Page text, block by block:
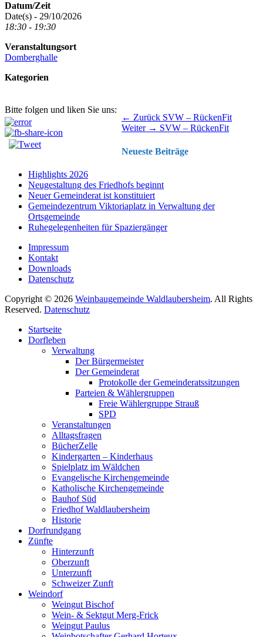
Datum/Zeit
Date(s) - 29/10/2026
18:30 - 19:30
Veranstaltungsort
Domberghalle
Kategorien
Bitte folgen und liken Sie uns:
Beitragsnavigation ← Zurück Vorhergehender
Beitrag:
SVW – RückenFit
Weiter → Nächster
SVW – RückenFit
Neueste Beiträge
Highlights 2026
Neugestaltung des Friedhofs beginnt
Neuer Gemeinderat ist konstituiert
Gemeindezentrum Viktoriaplatz in Verwaltung der
Ortsgemeinde
Ruhegelegenheiten für Spaziergänger
Impressum
Kontakt
Downloads
Datenschutz
Copyright © 2026 Weinbaugemeinde Waldlaubersheim. All Rights
Reserved. Datenschutz
oben
scrollen
Startseite
Dorfleben
Verwaltung
Der Bürgermeister
Der Gemeinderat
Protokolle der Gemeinderatssitzungen
Parteien & Wählergruppen
Freie Wählergruppe Strauß
SPD
Veranstaltungen
Alltagsfragen
BücherZelle
Kindergarten – Kinderhaus
Spielplatz im Wäldchen
Evangelische Kirchengemeinde
Katholische Kirchengemeinde
Bauhof Süd
Friedhof Waldlaubersheim
Historie
Dorfrundgang
Zünfte
Hinterzunft
Oberzunft
Unterzunft
Schweizer Zunft
Weindorf
Weingut Bischof
Wein- & Sektgut Merg-Frick
Weingut Paulus